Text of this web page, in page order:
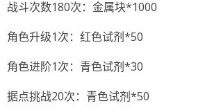
战斗次数180次：金属块*1000
角色升级1次：红色试剂*50
角色进阶1次：青色试剂*30
据点挑战20次：青色试剂*50